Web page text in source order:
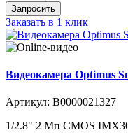
Запросить
Заказать в 1 клик
Видеокамера Optimus
Артикул: В0000021327
1/2.8" 2 Мп CMOS